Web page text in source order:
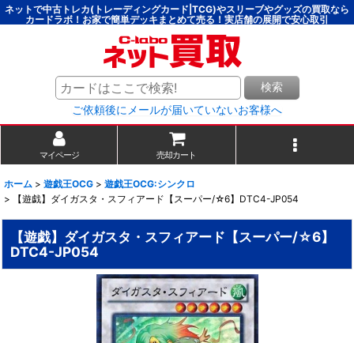
ネットで中古トレカ(トレーディングカード|TCG)やスリーブやグッズの買取なら
カードラボ！お家で簡単デッキまとめて売る！実店舗の展開で安心取引
検索
ご依頼後にメールが届いていないお客様へ
マイページ 売却カート
ホーム > 遊戯王OCG > 遊戯王OCG:シンクロ
>
【遊戯】ダイガスタ・スフィアード【スーパー/☆6】DTC4-JP054
【遊戯】ダイガスタ・スフィアード【スーパー/☆6】
DTC4-JP054